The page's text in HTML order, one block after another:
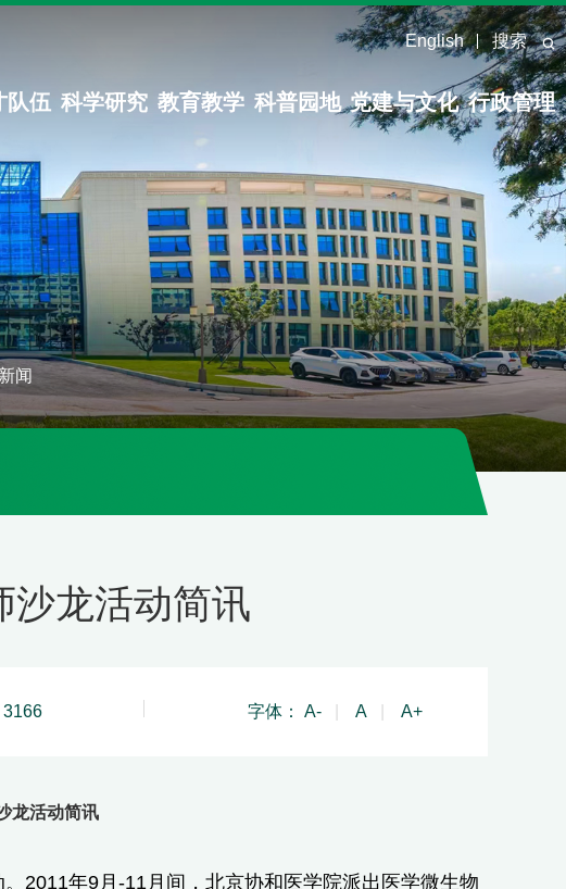
English 搜索
队伍 科学研究 教育教学 科普园地 党建与文化 行政管理
闻
沙龙活动简讯
3166 字体： A- A A+
龙活动简讯
2011年9月-11月间，北京协和医学院派出医学微生物